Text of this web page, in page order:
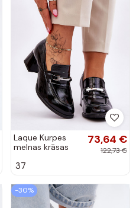
Laque Kurpes
melnas krāsas
73,64 €
122,73 €
37
-30%